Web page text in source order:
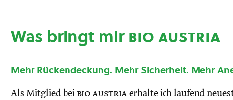
Was bringt mirbio austria
Mehr Rückendeckung. Mehr Sicherheit. Mehr
Als Mitglied bei bio austria erhalte ich laufend